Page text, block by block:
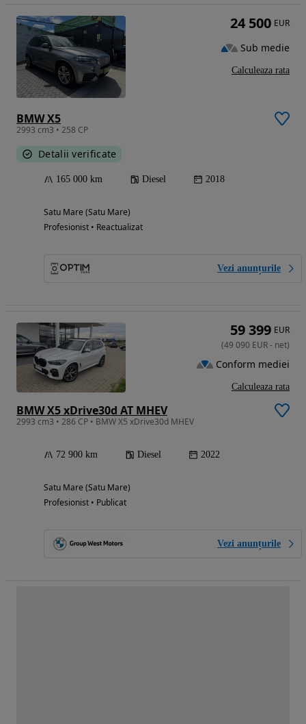
BMW X5
2993 cm3 • 258 CP
Detalii verificate
165 000 km Diesel 2018
Satu Mare (Satu Mare)
Profesionist • Reactualizat
Vezi anunțurile
24 500 EUR
Sub medie
Calculeaza rata
BMW X5 xDrive30d AT MHEV
2993 cm3 • 286 CP • BMW X5 xDrive30d MHEV
72 900 km Diesel 2022
Satu Mare (Satu Mare)
Profesionist • Publicat
Vezi anunțurile
59 399 EUR
(49 090 EUR- net)
Conform mediei
Calculeaza rata